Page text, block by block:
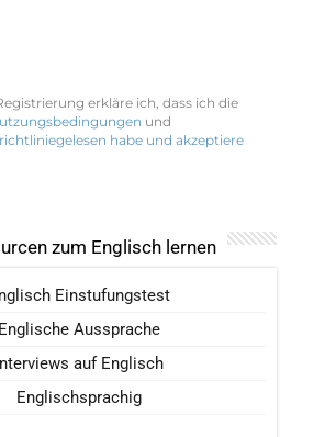
erkläre ich, dass ich die
und
habe und akzeptiere
zum Englisch lernen
Einstufungstest
Englische Aussprache
auf Englisch
Englischsprachig